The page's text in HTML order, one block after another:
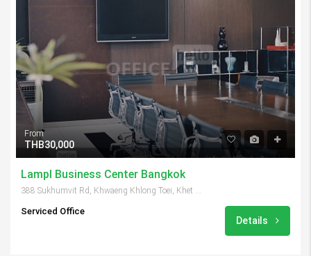
From
THB30,000
Lampl Business Center Bangkok
388 Sukhumvit Rd, Khwaeng Khlong Toei, Khet Khlong Toei, Krung Thep Maha Nakhon 10110, Thailand
Serviced Office
Details